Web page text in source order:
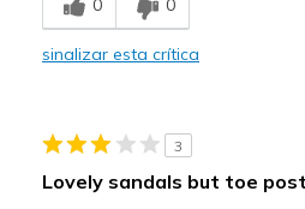
Comfortable
Melhores utilizações
0 0
sinalizar esta crítica
3
Lovely sandals but toe